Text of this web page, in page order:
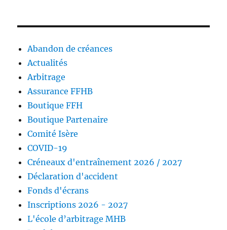
Abandon de créances
Actualités
Arbitrage
Assurance FFHB
Boutique FFH
Boutique Partenaire
Comité Isère
COVID-19
Créneaux d'entraînement 2026 / 2027
Déclaration d'accident
Fonds d'écrans
Inscriptions 2026 - 2027
L'école d’arbitrage MHB